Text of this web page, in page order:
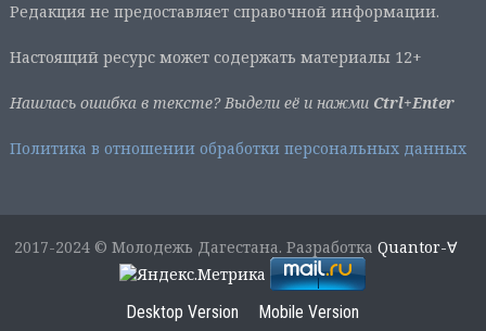
Редакция не предоставляет справочной информации.
Настоящий ресурс может содержать материалы 12+
Нашлась ошибка в тексте? Выдели её и нажми Ctrl+Enter
Политика в отношении обработки персональных данных
2017-2024 © Молодежь Дагестана. РазработкаQuantor-∀
Desktop Version Mobile Version